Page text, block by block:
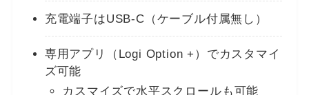
充電端子はUSB-C（ケーブル付属無し）
専用アプリ（Logi Option +）でカスタマイ
ズ可能
カスマイズで水平スクロールも可能